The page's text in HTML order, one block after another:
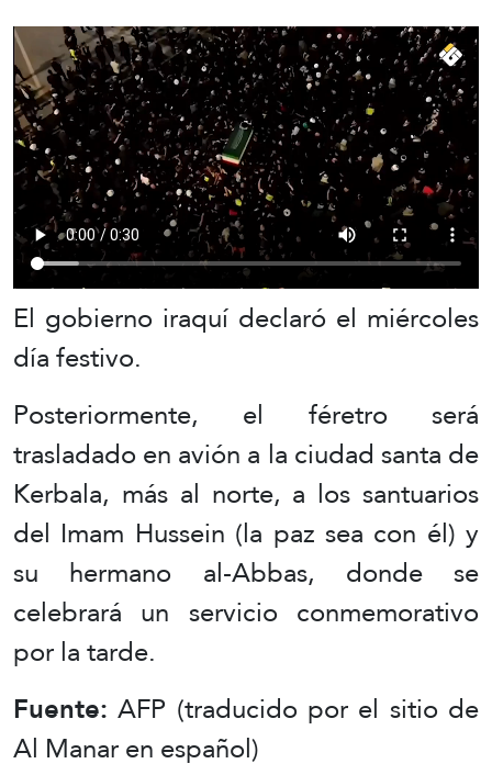
El gobierno iraquí declaró el miércoles
día festivo.
Posteriormente, el féretro será
trasladado en avión a la ciudad santa de
Kerbala, más al norte, a los santuarios
del Imam Hussein (la paz sea con él) y
su hermano al-Abbas, donde se
celebrará un servicio conmemorativo
por la tarde.
Fuente:AFP (traducido por el sitio de
Al Manar en español)